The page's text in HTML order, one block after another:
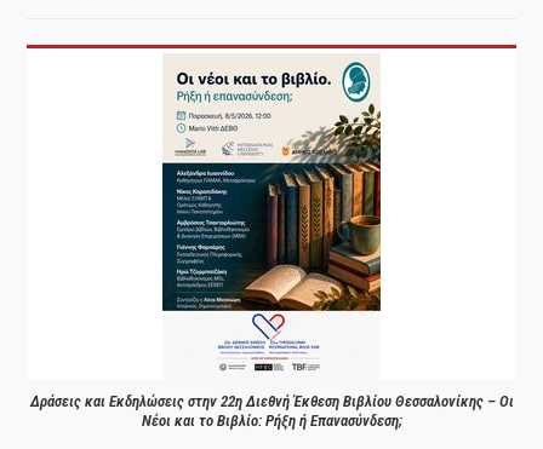
Δράσεις και Εκδηλώσεις στην 22η Διεθνή Έκθεση Βιβλίου Θεσσαλονίκης – Οι
Νέοι και το Βιβλίο: Ρήξη ή Επανασύνδεση;